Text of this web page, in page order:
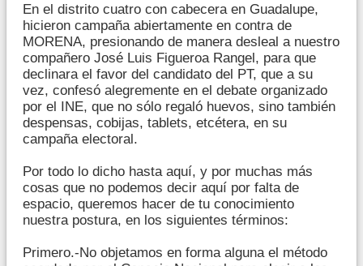
En el distrito cuatro con cabecera en Guadalupe,
hicieron campaña abiertamente en contra de
MORENA, presionando de manera desleal a nuestro
compañero José Luis Figueroa Rangel, para que
declinara el favor del candidato del PT, que a su
vez, confesó alegremente en el debate organizado
por el INE, que no sólo regaló huevos, sino también
despensas, cobijas, tablets, etcétera, en su
campaña electoral.
Por todo lo dicho hasta aquí, y por muchas más
cosas que no podemos decir aquí por falta de
espacio, queremos hacer de tu conocimiento
nuestra postura, en los siguientes términos:
Primero.-No objetamos en forma alguna el método